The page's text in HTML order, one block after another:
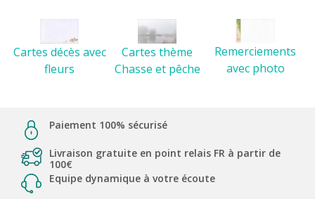
Cartes décès avec
fleurs
Cartes thème
Chasse et pêche
Remerciements
avec photo
Paiement 100% sécurisé
Livraison gratuite en point relais FR à partir de
100€
Equipe dynamique à votre écoute